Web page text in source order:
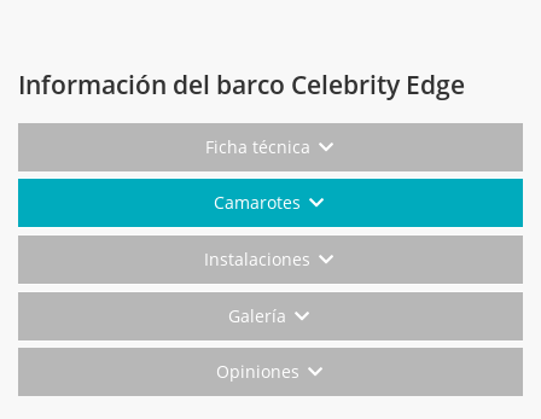
Información del barco Celebrity Edge
Ficha técnica
Camarotes
Instalaciones
Galería
Opiniones